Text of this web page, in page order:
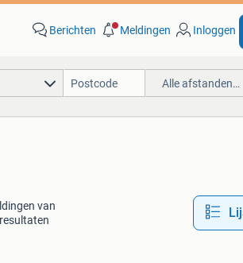
Berichten Meldingen Inloggen
Alle afstanden…
van